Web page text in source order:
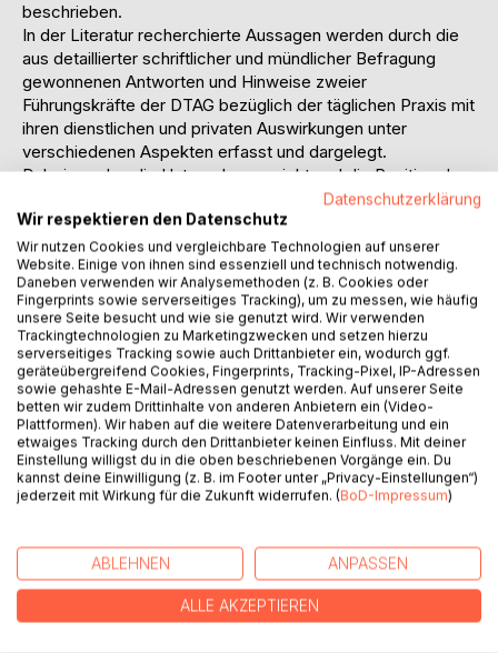
beschrieben.
In der Literatur recherchierte Aussagen werden durch die
aus detaillierter schriftlicher und mündlicher Befragung
gewonnenen Antworten und Hinweise zweier
Führungskräfte der DTAG bezüglich der täglichen Praxis mit
ihren dienstlichen und privaten Auswirkungen unter
verschiedenen Aspekten erfasst und dargelegt.
Dabei werden die Unternehmenssicht und die Position der
Abschließend werden die beschriebenen Aspekte der
Telearbeit in einem Ausblick in verschiedener Hinsicht unter
Würdigung ihrer Chancen und Risiken perspektivisch
verarbeitet.
Inhaltsverzeichnis:Inhaltsverzeichnis:
Abkürzungsverzeichnis8
Abbildungsverzeichnis9
1.Einleitung10
2.Zum Begriff der Telearbeit10
2.1Merkmale der Telearbeit13
2.2Formen der Telearbeit18
2.2.1Teleheimarbeit19
2.2.1.2Nachteile20
2.2.2Alternierende Telearbeit21
2.2.2.1Vorteile21
2.2.2.2Nachteile22
Datenschutzerklärung
Wir respektieren den Datenschutz
Wir nutzen Cookies und vergleichbare Technologien auf unserer
Website. Einige von ihnen sind essenziell und technisch notwendig.
Daneben verwenden wir Analysemethoden (z. B. Cookies oder
Fingerprints sowie serverseitiges Tracking), um zu messen, wie häufig
unsere Seite besucht und wie sie genutzt wird. Wir verwenden
Trackingtechnologien zu Marketingzwecken und setzen hierzu
serverseitiges Tracking sowie auch Drittanbieter ein, wodurch ggf.
geräteübergreifend Cookies, Fingerprints, Tracking-Pixel, IP-Adressen
sowie gehashte E-Mail-Adressen genutzt werden. Auf unserer Seite
betten wir zudem Drittinhalte von anderen Anbietern ein (Video-
Plattformen). Wir haben auf die weitere Datenverarbeitung und ein
etwaiges Tracking durch den Drittanbieter keinen Einfluss. Mit deiner
Einstellung willigst du in die oben beschriebenen Vorgänge ein. Du
kannst deine Einwilligung (z. B. im Footer unter „Privacy-Einstellungen“)
jederzeit mit Wirkung für die Zukunft widerrufen. (BoD-Impressum)
ABLEHNEN ANPASSEN
ALLE AKZEPTIEREN